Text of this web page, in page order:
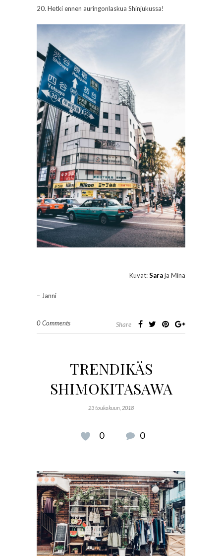
20. Hetki ennen auringonlaskua Shinjukussa!
Kuvat:Saraja Minä
– Janni
0 Comments Share
TRENDIKÄS
SHIMOKITASAWA
23 toukokuun, 2018
0 0